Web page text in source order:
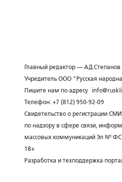
Главный редактор — А.Д.Степанов
Учредитель ООО "Русская
Пишите нам по адресу
Телефон: +7 (812) 950-92-09
Свидетельство о регистрации
по надзору в сфере связи,
массовых коммуникаций Эл №
18+
Разработка и техподдержка